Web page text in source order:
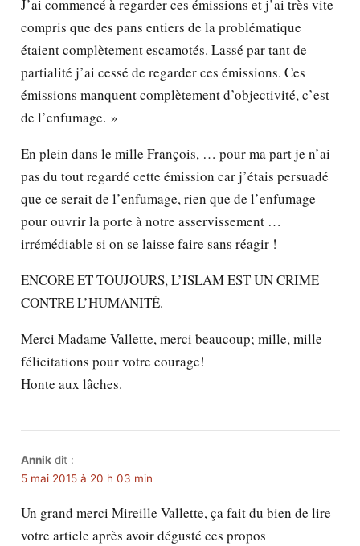
J’ai commencé à regarder ces émissions et j’ai très vite
compris que des pans entiers de la problématique
étaient complètement escamotés. Lassé par tant de
partialité j’ai cessé de regarder ces émissions. Ces
émissions manquent complètement d’objectivité, c’est
de l’enfumage. »
En plein dans le mille François, … pour ma part je n’ai
pas du tout regardé cette émission car j’étais persuadé
que ce serait de l’enfumage, rien que de l’enfumage
pour ouvrir la porte à notre asservissement …
irrémédiable si on se laisse faire sans réagir !
ENCORE ET TOUJOURS, L’ISLAM EST UN CRIME
CONTRE L’HUMANITÉ.
Merci Madame Vallette, merci beaucoup; mille, mille
félicitations pour votre courage!
Honte aux lâches.
Annik dit :
5 mai 2015 à 20 h 03 min
Un grand merci Mireille Vallette, ça fait du bien de lire
votre article après avoir dégusté ces propos